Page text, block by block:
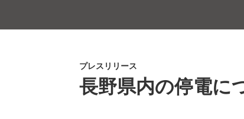
プレスリリース
長野県内の停電に